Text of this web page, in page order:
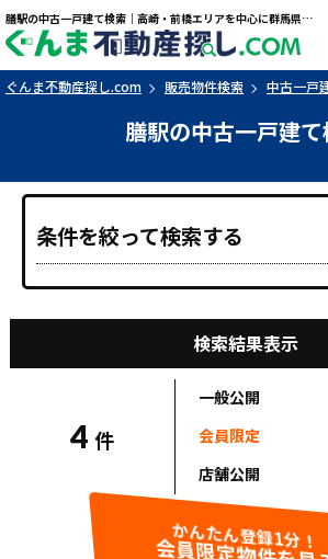
膳駅の中古一戸建て検索｜高崎・前橋エリアを中心に群馬県の戸建て・マンションを探すなら「ぐんま不動産探し.com」
ぐんま不動産探し.com 販売物件検索 中古一戸
膳駅の中古一戸建
条件を絞って検索する
検索結果表示
4 件
一般公開
会員限定
店舗公開
かんたん登録1分！